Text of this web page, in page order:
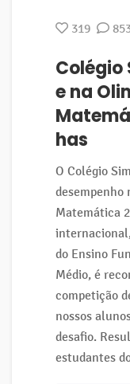
319
Colégio
e na
has
O Colégio
desempenho
Matemática
do Ensino
Médio, é
competição
nossos
desafio.
estudantes